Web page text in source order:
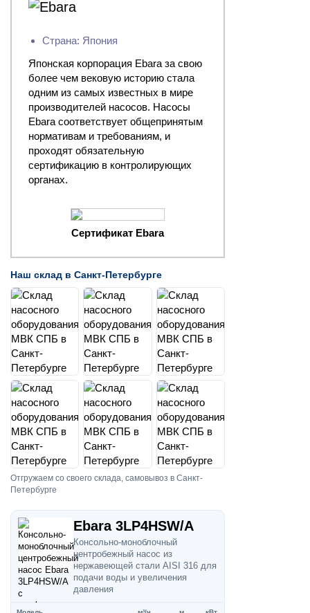
Страна: Япония
Японская корпорация Ebara за свою
более чем вековую историю стала
одним из самых известных в мире
производителей насосов. Насосы
Ebara соответствует общепринятым
нормативам и требованиям, и
проходят обязательную
сертификацию в контролирующих
органах.
Сертификат Ebara
Наш склад в Санкт-Петербурге
Отгружаем со своего склада, самовывоз в Санкт-
Петербурге
Ebara 3LP4HSW/A
Консольно-моноблочный
центробежный насос из
нержавеющей стали AISI 316 для
подачи воды и увеличения
давления